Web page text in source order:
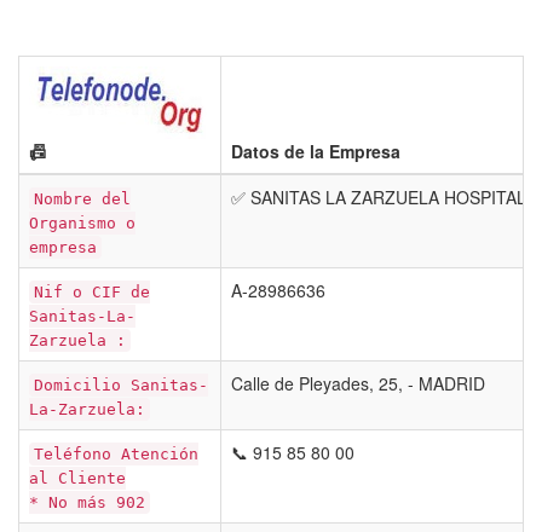
📠 Datos de la Empresa
Nombre del
Organismo o
empresa
✅ SANITAS LA ZARZUELA HOSPITAL
Nif o CIF de
Sanitas-La-
Zarzuela :
A-28986636
Domicilio Sanitas-
La-Zarzuela:
Calle de Pleyades, 25, - MADRID
Teléfono Atención
al Cliente
* No más 902
📞 915 85 80 00